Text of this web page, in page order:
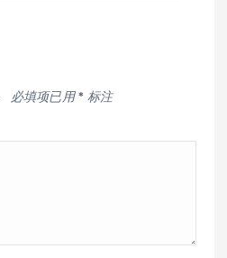
必填项已用* 标注